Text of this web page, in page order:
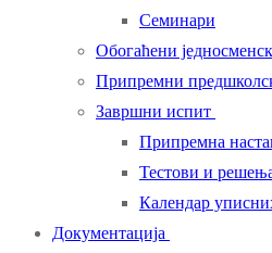
Семинари
Обогаћени
Припремни
Завршни испит
Припремна
Тестови и
Календар
Документација